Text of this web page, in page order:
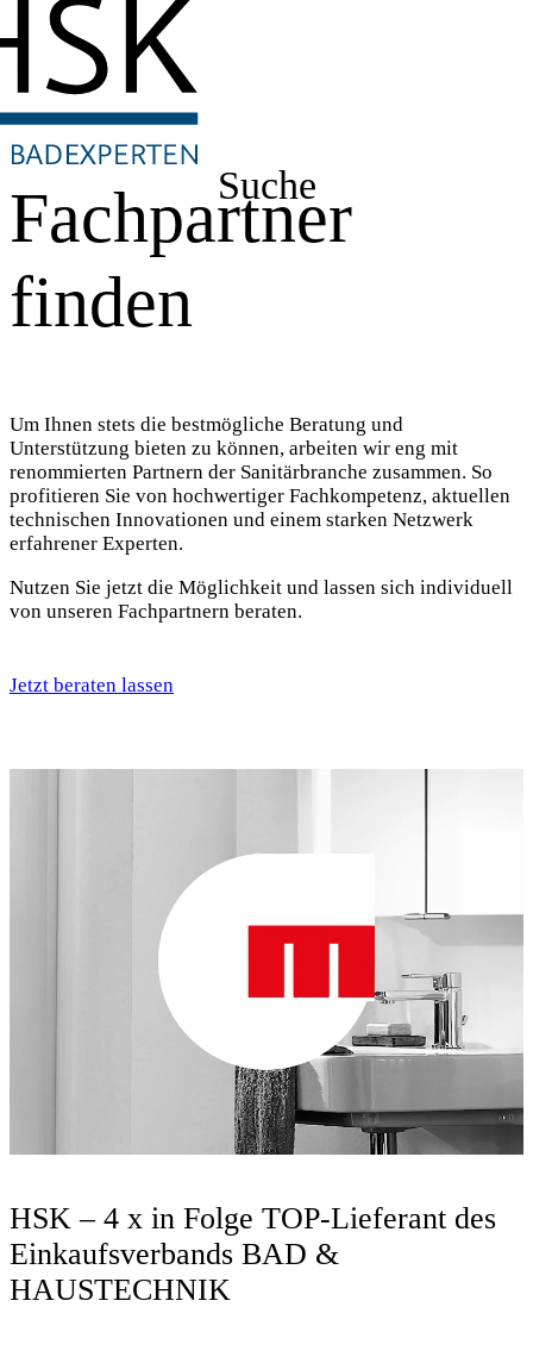
Suche
Fachpartner
finden
Um Ihnen stets die bestmögliche Beratung und
Unterstützung bieten zu können, arbeiten wir eng mit
renommierten Partnern der Sanitärbranche zusammen. So
profitieren Sie von hochwertiger Fachkompetenz, aktuellen
technischen Innovationen und einem starken Netzwerk
erfahrener Experten.
Nutzen Sie jetzt die Möglichkeit und lassen sich individuell
von unseren Fachpartnern beraten.
Jetzt beraten lassen
HSK – 4 x in Folge TOP-Lieferant des
Einkaufsverbands BAD &
HAUSTECHNIK